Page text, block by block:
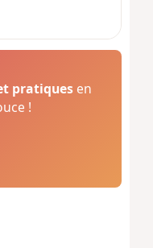
pratiques en
!